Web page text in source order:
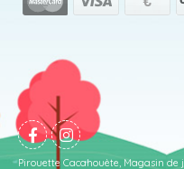
Pirouette Cacahouète, Magasin de